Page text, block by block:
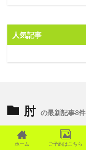
人気記事
肘 の最新記事8件
ホーム ご予約はこちら